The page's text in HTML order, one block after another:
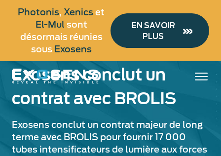
principal
Photonis, Xenicset
El-Mul sont
désormais réunies
sous Exosens
EN SAVOIR
PLUS
Exosens conclut un
contrat avec BROLIS
Exosens conclut un contrat majeur de long
terme avec BROLIS pour fournir 17 000
tubes intensificateurs de lumière aux forces